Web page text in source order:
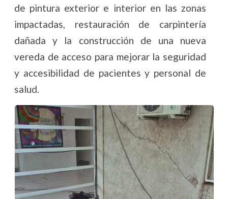
de pintura exterior e interior en las zonas
impactadas, restauración de carpintería
dañada y la construcción de una nueva
vereda de acceso para mejorar la seguridad
y accesibilidad de pacientes y personal de
salud.